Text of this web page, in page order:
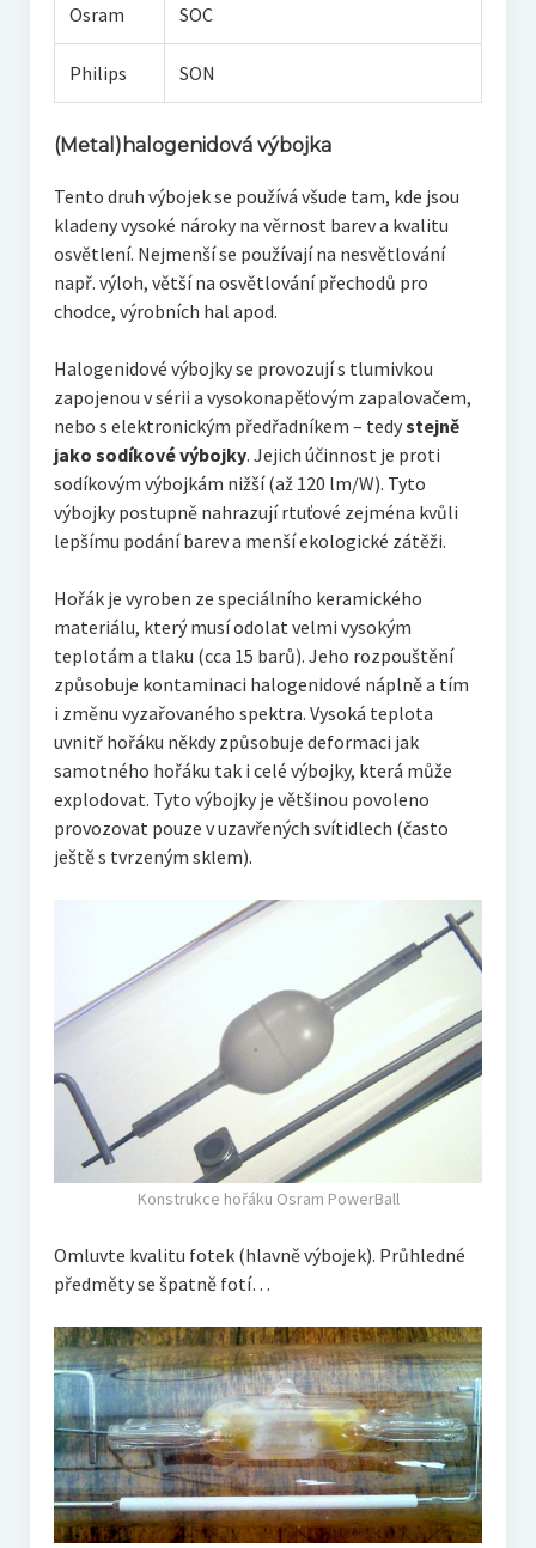
Osram SOC
Philips SON
(Metal)halogenidová výbojka
Tento druh výbojek se používá všude tam, kde jsou
kladeny vysoké nároky na věrnost barev a kvalitu
osvětlení. Nejmenší se používají na nesvětlování
např. výloh, větší na osvětlování přechodů pro
chodce, výrobních hal apod.
Halogenidové výbojky se provozují s tlumivkou
zapojenou v sérii a vysokonapěťovým zapalovačem,
nebo s elektronickým předřadníkem – tedystejně
jako sodíkové výbojky. Jejich účinnost je proti
sodíkovým výbojkám nižší (až 120 lm/W). Tyto
výbojky postupně nahrazují rtuťové zejména kvůli
lepšímu podání barev a menší ekologické zátěži.
Hořák je vyroben ze speciálního keramického
materiálu, který musí odolat velmi vysokým
teplotám a tlaku (cca 15 barů). Jeho rozpouštění
způsobuje kontaminaci halogenidové náplně a tím
i změnu vyzařovaného spektra. Vysoká teplota
uvnitř hořáku někdy způsobuje deformaci jak
samotného hořáku tak i celé výbojky, která může
explodovat. Tyto výbojky je většinou povoleno
provozovat pouze v uzavřených svítidlech (často
ještě s tvrzeným sklem).
Konstrukce hořáku Osram PowerBall
Omluvte kvalitu fotek (hlavně výbojek). Průhledné
předměty se špatně fotí…